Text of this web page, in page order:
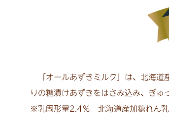
「オールあずきミルク」は、北海道
りの糖漬けあずきをはさみ込み、ぎゅ
※乳固形量2.4％ 北海道産加糖れん